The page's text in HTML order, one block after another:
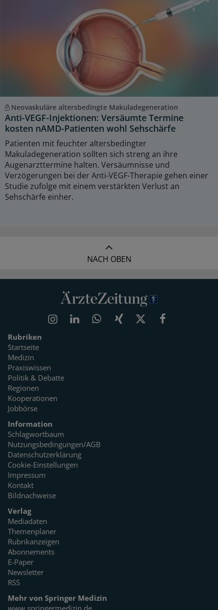
Neovaskuläre altersbedingte Makuladegeneration
Anti-VEGF-Injektionen: Versäumte Termine
kosten nAMD-Patienten wohl Sehschärfe
Patienten mit feuchter altersbedingter
Makuladegeneration sollten sich streng an ihre
Augenarzttermine halten. Versäumnisse und
Verzögerungen bei der Anti-VEGF-Therapie gehen einer
Studie zufolge mit einem verstärkten Verlust an
Sehschärfe einher.
NACH OBEN
Rubriken
Startseite
Medizin
Praxiswissen
Politik & Debatte
Regionen
Kooperationen
Jobbörse
Information
Schlagwortbaum
Nutzungsbedingungen/AGB
Datenschutzerklärung
Cookie-Einstellungen
Impressum
Kontakt
Bildnachweise
Verlag
Mediadaten
Themenplaner
Rubrikanzeigen
Abonnements
E-Paper
Newsletter
RSS
Mehr von Springer Medizin
www.springermedizin.de